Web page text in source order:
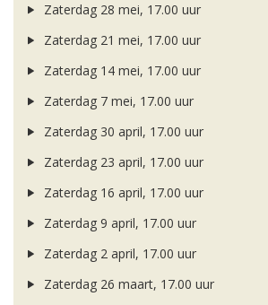
Zaterdag 28 mei, 17.00 uur
Zaterdag 21 mei, 17.00 uur
Zaterdag 14 mei, 17.00 uur
Zaterdag 7 mei, 17.00 uur
Zaterdag 30 april, 17.00 uur
Zaterdag 23 april, 17.00 uur
Zaterdag 16 april, 17.00 uur
Zaterdag 9 april, 17.00 uur
Zaterdag 2 april, 17.00 uur
Zaterdag 26 maart, 17.00 uur